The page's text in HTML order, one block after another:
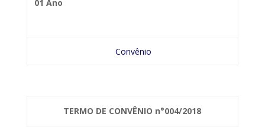
01 Ano
Convênio
TERMO DE CONVÊNIO n°004/2018